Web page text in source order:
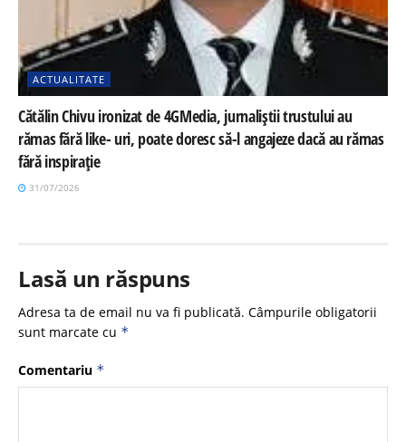
ACTUALITATE
Cătălin Chivu ironizat de 4GMedia, jurnaliștii trustului au
rămas fără like- uri, poate doresc să-l angajeze dacă au rămas
fără inspirație
31/07/2026
Lasă un răspuns
Adresa ta de email nu va fi publicată. Câmpurile obligatorii
sunt marcate cu *
Comentariu *